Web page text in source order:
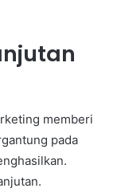
memberi
pada